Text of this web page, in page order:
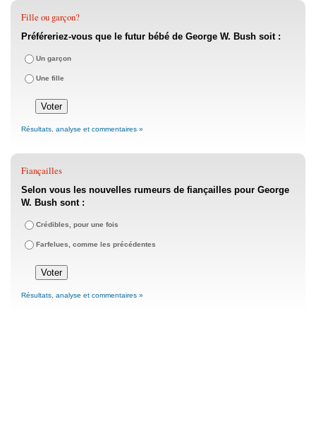
Fille ou garçon?
Préféreriez-vous que le futur bébé de George W. Bush soit :
Un garçon
Une fille
Résultats, analyse et commentaires »
Fiançailles
Selon vous les nouvelles rumeurs de fiançailles pour George
W. Bush sont :
Crédibles, pour une fois
Farfelues, comme les précédentes
Résultats, analyse et commentaires »